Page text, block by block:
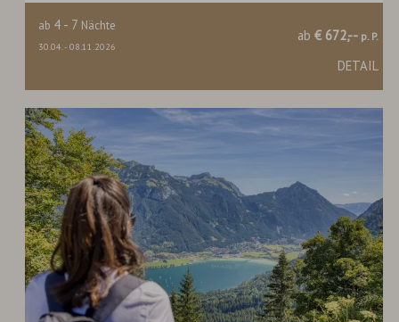
ab 4 - 7 Nächte
30.04.-08.11.2026
ab € 672,-- p. P.
DETAIL